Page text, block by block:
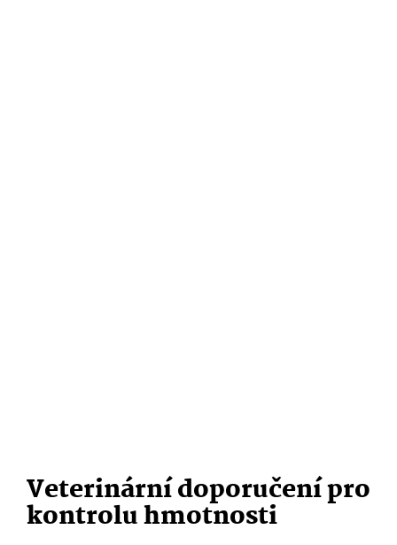
Veterinární doporučení pro
kontrolu hmotnosti